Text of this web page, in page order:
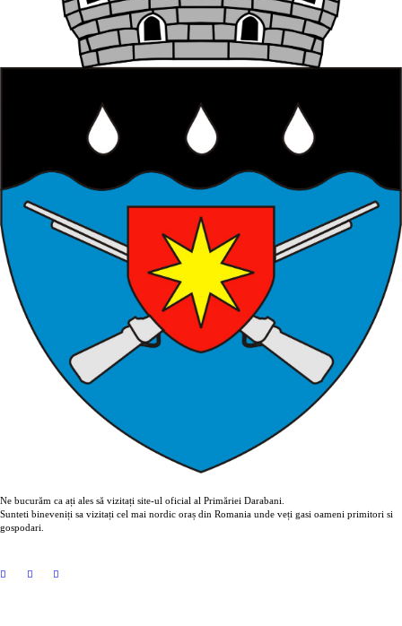
Ne bucurăm ca ați ales să vizitați site-ul oficial al Primăriei Darabani.
Sunteti bineveniți sa vizitați cel mai nordic oraș din Romania unde veți gasi oameni primitori si
gospodari.